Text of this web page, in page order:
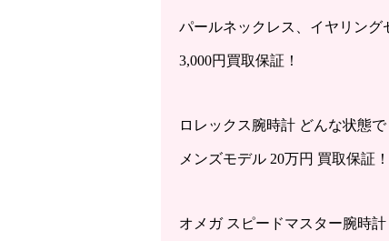
パールネックレス、イヤリング
3,000円買取保証！
ロレックス腕時計 どんな状態
メンズモデル 20万円 買取保証
オメガ スピードマスター腕時